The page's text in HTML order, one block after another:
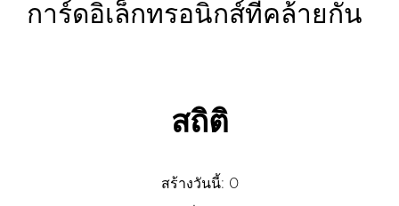
การ์ดอิเล็กทรอนิกส์ที่คล้ายกัน
สถิติ
สร้างวันนี้: 0